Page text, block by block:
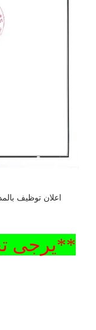
اعلان توظيف
**يرجى